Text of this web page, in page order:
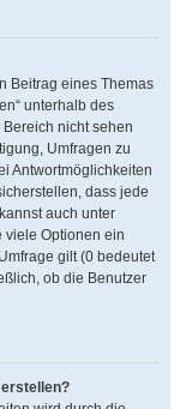
Beitrag eines Themas
unterhalb des
nicht sehen
Umfragen zu
Antwortmöglichkeiten
dass jede
auch unter
viele Optionen ein
gilt (0 bedeutet
ob die Benutzer